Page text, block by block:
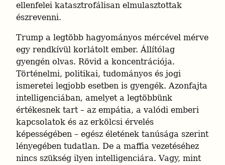
ellenfelei katasztrofálisan elmulasztottak
észrevenni.
Trump a legtöbb hagyományos mércével mérve
egy rendkívül korlátolt ember. Állítólag
gyengén olvas. Rövid a koncentrációja.
Történelmi, politikai, tudományos és jogi
ismeretei legjobb esetben is gyengék. Azonfajta
intelligenciában, amelyet a legtöbbünk
értékesnek tart – az empátia, a valódi emberi
kapcsolatok és az erkölcsi érvelés
képességében – egész életének tanúsága szerint
lényegében tudatlan. De a maffia vezetéséhez
nincs szükség ilyen intelligenciára. Vagy, mint